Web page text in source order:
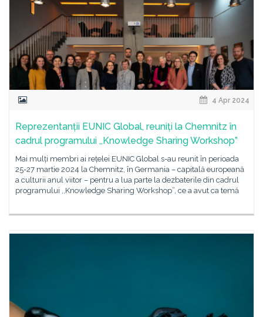
4 Apr 2024
Reprezentanții EUNIC Global, reuniți la Chemnitz în
cadrul programului ,,Knowledge Sharing Workshop”
Mai mulți membri ai rețelei EUNIC Global s-au reunit în perioada
25-27 martie 2024 la Chemnitz, în Germania – capitală europeană
a culturii anul viitor – pentru a lua parte la dezbaterile din cadrul
programului ,,Knowledge Sharing Workshop”, ce a avut ca temă